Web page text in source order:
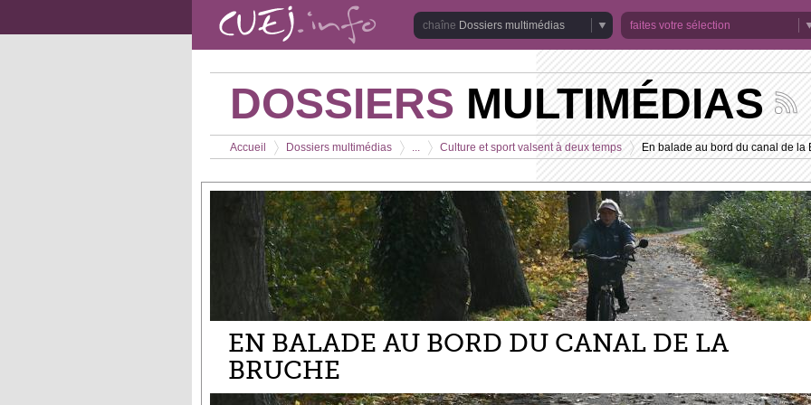
Dossiers multimédias
faites votre sélection
DOSSIERS MULTIMÉDIAS
Suivez
les
de
la
chaîne
Vous êtes ici
Accueil
>
Dossiers multimédias
>
...
>
Culture et sport valsent à deux temps
>
En balade au bord du canal de la
EN BALADE AU BORD DU CANAL DE LA
BRUCHE